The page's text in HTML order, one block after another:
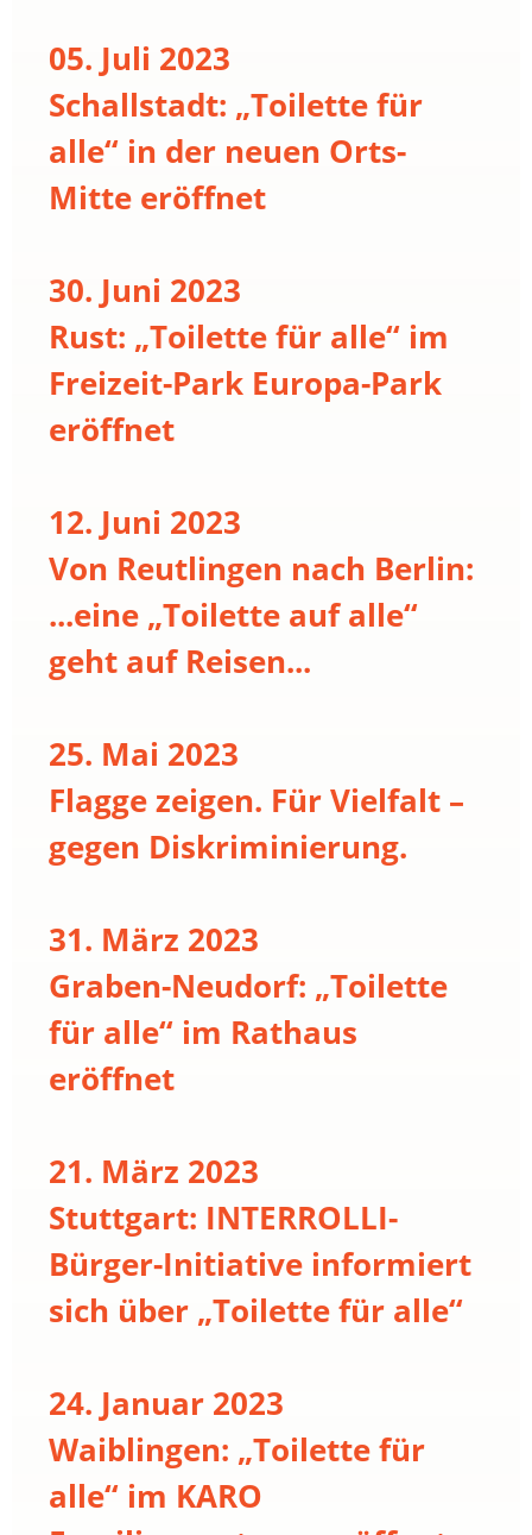
05. Juli 2023
Schallstadt: „Toilette für
alle“ in der neuen Orts-
Mitte eröffnet
30. Juni 2023
Rust: „Toilette für alle“ im
Freizeit-Park Europa-Park
eröffnet
12. Juni 2023
Von Reutlingen nach Berlin:
...eine „Toilette auf alle“
geht auf Reisen...
25. Mai 2023
Flagge zeigen. Für Vielfalt –
gegen Diskriminierung.
31. März 2023
Graben-Neudorf: „Toilette
für alle“ im Rathaus
eröffnet
21. März 2023
Stuttgart: INTERROLLI-
Bürger-Initiative informiert
sich über „Toilette für alle“
24. Januar 2023
Waiblingen: „Toilette für
alle“ im KARO